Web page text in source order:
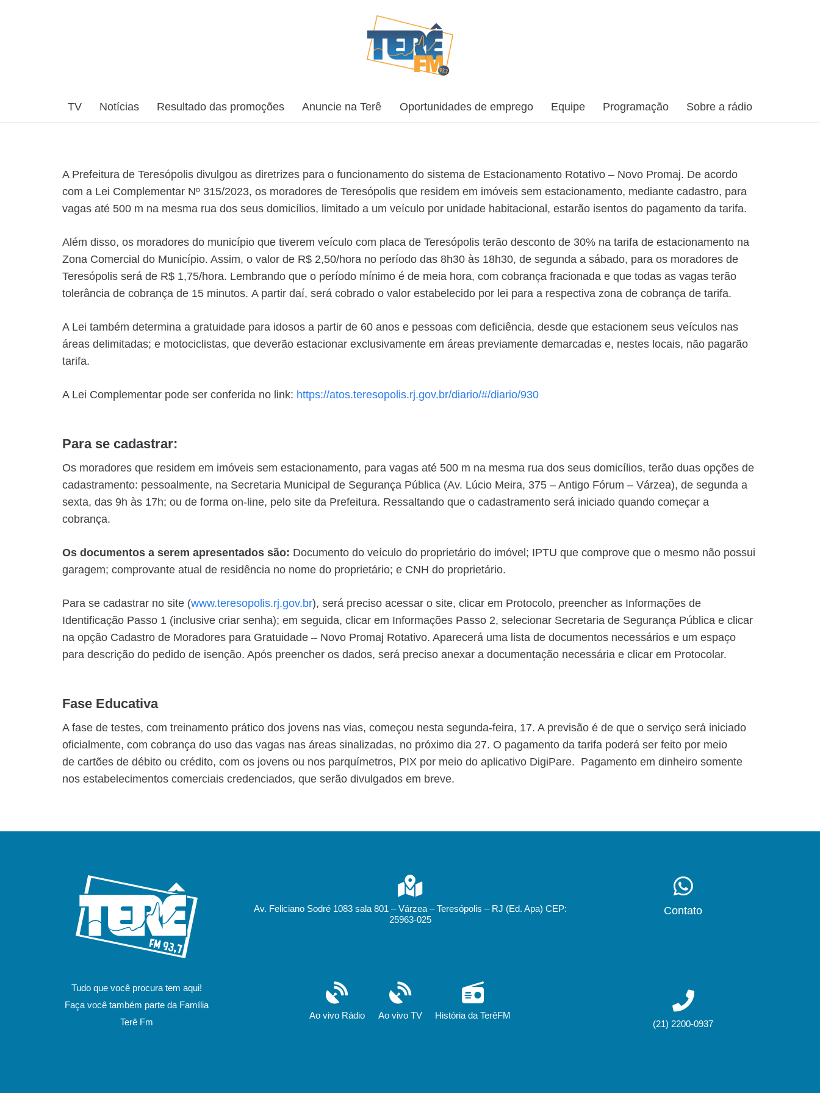
TV Notícias Resultado das promoções Anuncie na Terê Oportunidades de emprego Equipe Programação Sobre a rádio
A Prefeitura de Teresópolis divulgou as diretrizes para o funcionamento do sistema de Estacionamento Rotativo – Novo Promaj. De acordo
com a Lei Complementar Nº 315/2023, os moradores de Teresópolis que residem em imóveis sem estacionamento, mediante cadastro, para
vagas até 500 m na mesma rua dos seus domicílios, limitado a um veículo por unidade habitacional, estarão isentos do pagamento da tarifa.
Além disso, os moradores do município que tiverem veículo com placa de Teresópolis terão desconto de 30% na tarifa de estacionamento na
Zona Comercial do Município. Assim, o valor de R$ 2,50/hora no período das 8h30 às 18h30, de segunda a sábado, para os moradores de
Teresópolis será de R$ 1,75/hora. Lembrando que o período mínimo é de meia hora, com cobrança fracionada e que todas as vagas terão
tolerância de cobrança de 15 minutos. A partir daí, será cobrado o valor estabelecido por lei para a respectiva zona de cobrança de tarifa.
A Lei também determina a gratuidade para idosos a partir de 60 anos e pessoas com deficiência, desde que estacionem seus veículos nas
áreas delimitadas; e motociclistas, que deverão estacionar exclusivamente em áreas previamente demarcadas e, nestes locais, não pagarão
tarifa.
A Lei Complementar pode ser conferida no link: https://atos.teresopolis.rj.gov.br/diario/#/diario/930
Para se cadastrar:
Os moradores que residem em imóveis sem estacionamento, para vagas até 500 m na mesma rua dos seus domicílios, terão duas opções de
cadastramento: pessoalmente, na Secretaria Municipal de Segurança Pública (Av. Lúcio Meira, 375 – Antigo Fórum – Várzea), de segunda a
sexta, das 9h às 17h; ou de forma on-line, pelo site da Prefeitura. Ressaltando que o cadastramento será iniciado quando começar a
cobrança.
Os documentos a serem apresentados são: Documento do veículo do proprietário do imóvel; IPTU que comprove que o mesmo não possui
garagem; comprovante atual de residência no nome do proprietário; e CNH do proprietário.
Para se cadastrar no site (www.teresopolis.rj.gov.br), será preciso acessar o site, clicar em Protocolo, preencher as Informações de
Identificação Passo 1 (inclusive criar senha); em seguida, clicar em Informações Passo 2, selecionar Secretaria de Segurança Pública e clicar
na opção Cadastro de Moradores para Gratuidade – Novo Promaj Rotativo. Aparecerá uma lista de documentos necessários e um espaço
para descrição do pedido de isenção. Após preencher os dados, será preciso anexar a documentação necessária e clicar em Protocolar.
Fase Educativa
A fase de testes, com treinamento prático dos jovens nas vias, começou nesta segunda-feira, 17. A previsão é de que o serviço será iniciado
oficialmente, com cobrança do uso das vagas nas áreas sinalizadas, no próximo dia 27. O pagamento da tarifa poderá ser feito por meio
de cartões de débito ou crédito, com os jovens ou nos parquímetros, PIX por meio do aplicativo DigiPare. Pagamento em dinheiro somente
nos estabelecimentos comerciais credenciados, que serão divulgados em breve.
Tudo que você procura tem aqui!
Faça você também parte da Família
Terê Fm
Av. Feliciano Sodré 1083 sala 801 – Várzea – Teresópolis – RJ (Ed. Apa) CEP:
25963-025
Ao vivo Rádio Ao vivo TV História da TerêFM
Contato
(21) 2200-0937